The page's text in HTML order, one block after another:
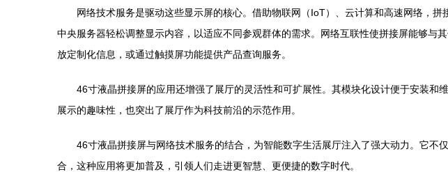
网络技术服务是驱动这些显示屏的核心。借助物联网（IoT）、云计算和高速网络，
中央服务器轻松调整显示内容，以适应不同参观群体的需求。网络互联性使拼接屏能够
放定制化信息，或通过触摸屏功能提供产品查询服务。
46寸液晶拼接屏的应用还增强了展厅的灵活性和可扩展性。其模块化设计便于安装
展示的趣味性，也突出了展厅作为科技前沿的示范作用。
46寸液晶拼接屏与网络技术服务的结合，为智能数字生活展厅注入了强大动力。它
合，这种应用将更加普及，引领人们走进更智慧、更便捷的数字时代。